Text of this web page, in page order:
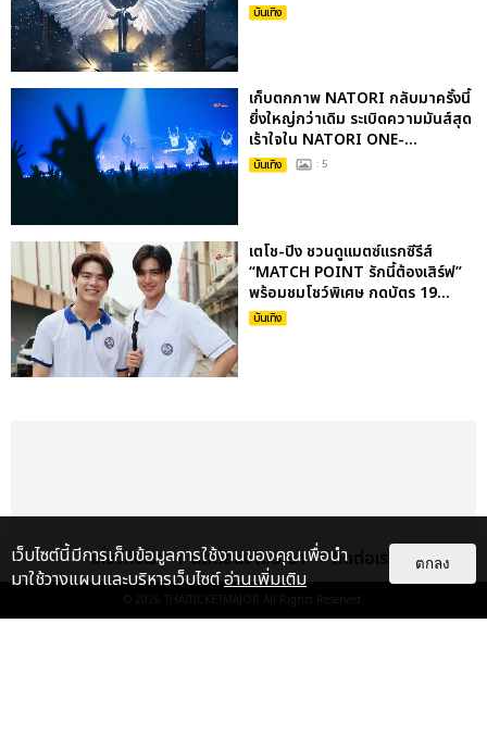
บันเทิง
เก็บตกภาพ NATORI กลับมาครั้งนี้
ยิ่งใหญ่กว่าเดิม ระเบิดความมันส์สุด
เร้าใจใน NATORI ONE-...
บันเทิง : 5
เตโช-ปิง ชวนดูแมตซ์แรกซีรีส์
“MATCH POINT รักนี้ต้องเสิร์ฟ”
พร้อมชมโชว์พิเศษ กดบัตร 19...
บันเทิง
เกี่ยวกับเรา ติดต่อลงโฆษณา ติดต่อเรา
© 2026 THAITICKETMAJOR All Rights Reserved.
เว็บไซต์นี้มีการเก็บข้อมูลการใช้งานของคุณเพื่อนำ
มาใช้วางแผนและบริหารเว็บไซต์อ่านเพิ่มเติม
ตกลง